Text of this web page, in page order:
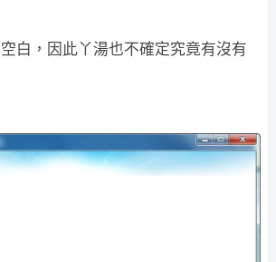
白，因此丫湯也不確定究竟有沒有